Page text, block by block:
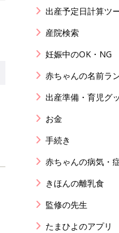
出産予定日計算ツ
産院検索
妊娠中のOK・NG
赤ちゃんの名前ラ
出産準備・育児グ
お金
手続き
赤ちゃんの病気・
きほんの離乳食
監修の先生
たまひよのアプリ